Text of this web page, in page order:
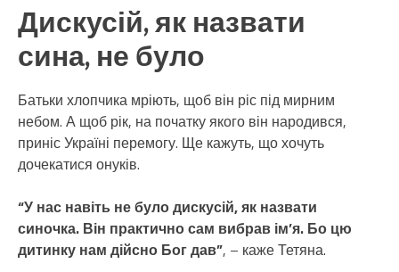
Дискусій, як назвати
сина, не було
Батьки хлопчика мріють, щоб він ріс під мирним
небом. А щоб рік, на початку якого він народився,
приніс Україні перемогу. Ще кажуть, що хочуть
дочекатися онуків.
“У нас навіть не було дискусій, як назвати
синочка. Він практично сам вибрав ім’я. Бо цю
дитинку нам дійсно Бог дав”, – каже Тетяна.